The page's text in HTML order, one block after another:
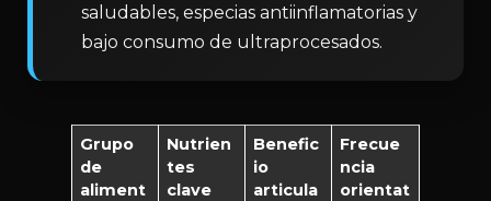
saludables, especias antiinflamatorias y
bajo consumo de ultraprocesados.
Grupo
de
aliment
Nutrien
tes
clave
Benefic
io
articula
Frecue
ncia
orientat